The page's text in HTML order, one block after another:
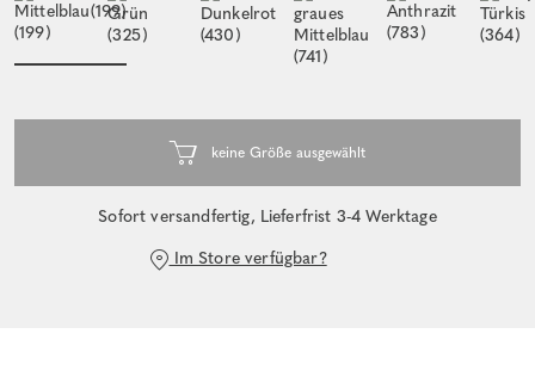
Sofort versandfertig, Lieferfrist 3-4 Werktage
Im Store verfügbar?